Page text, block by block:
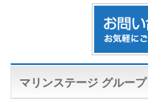
マリンステージ グループ